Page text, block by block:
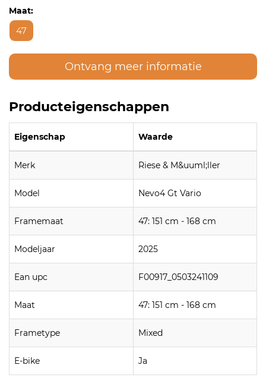
Maat:
47
Ontvang meer informatie
Producteigenschappen
Eigenschap Waarde
Merk Riese & M&uuml;ller
Model Nevo4 Gt Vario
Framemaat 47: 151 cm - 168 cm
Modeljaar 2025
Ean upc F00917_0503241109
Maat 47: 151 cm - 168 cm
Frametype Mixed
E-bike Ja